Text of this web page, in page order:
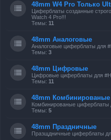
48mm W4 Pro Только
Циферблаты созданные
Watch 4 Pro!!!
Темы: 11
48mm Аналоговые
Аналоговые циферблаты для
Темы: 3
48mm Цифровые
Цифровые циферблаты для
Темы: 11
48mm Комбинированые
Комбинированые циферблаты
Темы: 5
48mm Праздничные
Празщдничные циферблаты